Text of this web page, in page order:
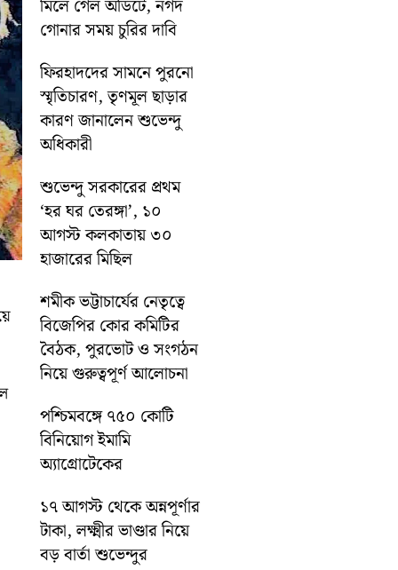
মিলে গেল অডিটে, নগদ
গোনার সময় চুরির দাবি
ফিরহাদদের সামনে পুরনো
স্মৃতিচারণ, তৃণমূল ছাড়ার
কারণ জানালেন শুভেন্দু
অধিকারী
শুভেন্দু সরকারের প্রথম
‘হর ঘর তেরঙ্গা’, ১০
আগস্ট কলকাতায় ৩০
হাজারের মিছিল
শমীক ভট্টাচার্যের নেতৃত্বে
বিজেপির কোর কমিটির
বৈঠক, পুরভোট ও সংগঠন
নিয়ে গুরুত্বপূর্ণ আলোচনা
পশ্চিমবঙ্গে ৭৫০ কোটি
বিনিয়োগ ইমামি
অ্যাগ্রোটেকের
১৭ আগস্ট থেকে অন্নপূর্ণার
টাকা, লক্ষ্মীর ভাণ্ডার নিয়ে
বড় বার্তা শুভেন্দুর